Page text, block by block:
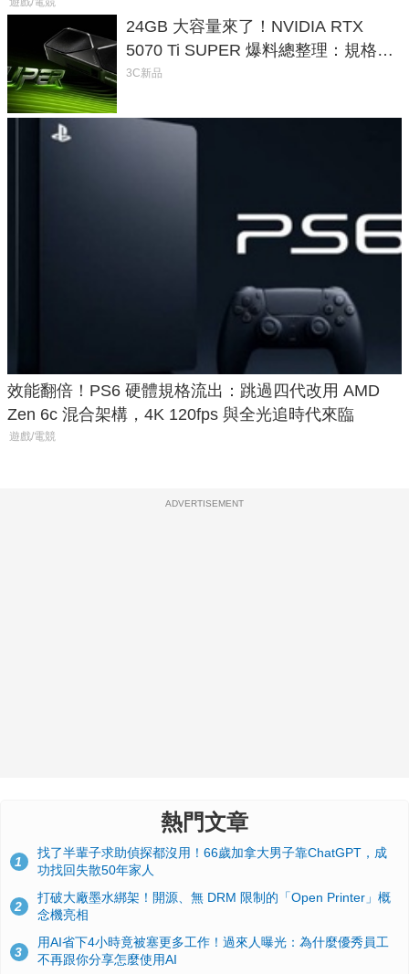
24GB 大容量來了！NVIDIA RTX
5070 Ti SUPER 爆料總整理：規格、
功耗、上市時間
3C新品
效能翻倍！PS6 硬體規格流出：跳過四代改用 AMD
Zen 6c 混合架構，4K 120fps 與全光追時代來臨
遊戲/電競
ADVERTISEMENT
熱門文章
1
找了半輩子求助偵探都沒用！66歲加拿大男子靠ChatGPT，成
功找回失散50年家人
2
打破大廠墨水綁架！開源、無 DRM 限制的「Open Printer」概
念機亮相
3
用AI省下4小時竟被塞更多工作！過來人曝光：為什麼優秀員工
不再跟你分享怎麼使用AI